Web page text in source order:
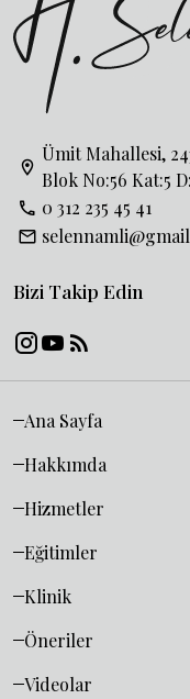
Ümit Mahallesi,
Blok No:56 Kat:5
0 312 235 45 41
Bizi Takip Edin
Ana Sayfa
Hakkımda
Hizmetler
Eğitimler
Klinik
Öneriler
Videolar